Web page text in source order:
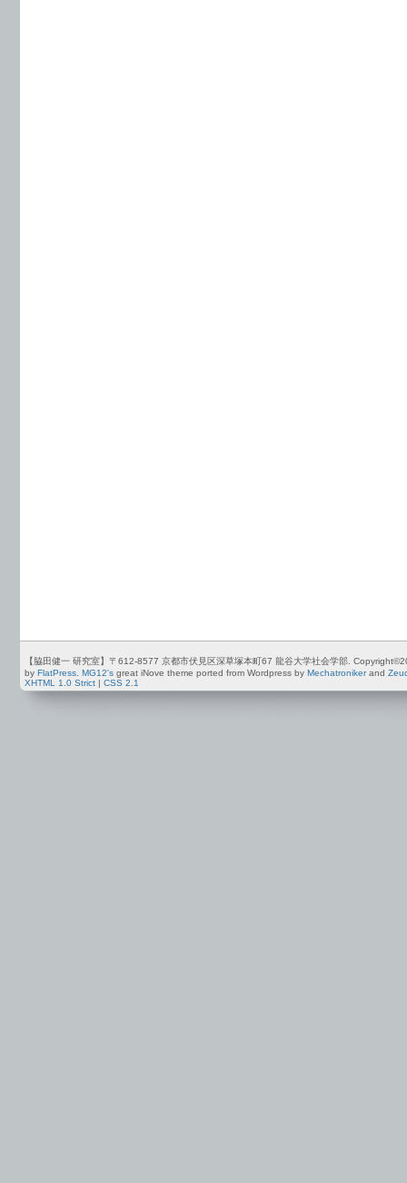
【脇田健一 研究室】〒612-8577 京都市伏見区深草塚本町67 龍谷大学社会学部.
by FlatPress. MG12's great iNove theme ported from Wordpress by Mechatronikerand
XHTML 1.0 Strict
CSS 2.1